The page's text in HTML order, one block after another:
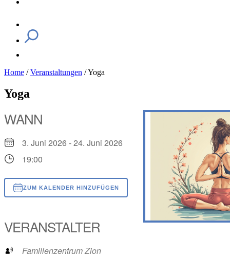
Home /Veranstaltungen /Yoga
Yoga
WANN
3. Juni 2026 - 24. Juni 2026
19:00
ZUM KALENDER HINZUFÜGEN
Outlook Live
VERANSTALTER
Familienzentrum Zion